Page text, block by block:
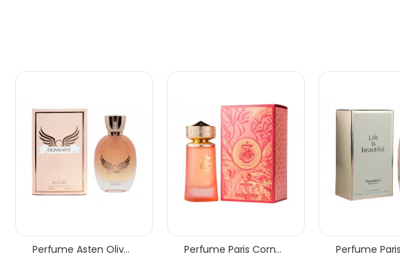
Perfume Asten Olivenite EDP Feminino 100ml Perfume Paris Corner Khair Fusion EDP Feminino 100ml